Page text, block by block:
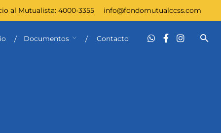
al Mutualista: 4000-3355 info@fondomutualccss.com
Documentos Contacto